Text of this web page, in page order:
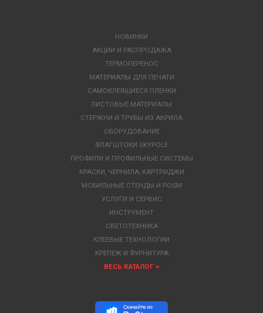
НОВИНКИ
АКЦИИ И РАСПРОДАЖА
ТЕРМОПЕРЕНОС
МАТЕРИАЛЫ ДЛЯ ПЕЧАТИ
САМОКЛЕЯЩИЕСЯ ПЛЕНКИ
ЛИСТОВЫЕ МАТЕРИАЛЫ
СТЕРЖНИ И ТРУБЫ ИЗ АКРИЛА
ОБОРУДОВАНИЕ
ФЛАГШТОКИ SKYPOLE
ПРОФИЛИ И ПРОФИЛЬНЫЕ СИСТЕМЫ
КРАСКИ, ЧЕРНИЛА, КАРТРИДЖИ
МОБИЛЬНЫЕ СТЕНДЫ И POSM
УСЛУГИ И СЕРВИС
ИНСТРУМЕНТ
СВЕТОТЕХНИКА
КЛЕЕВЫЕ ТЕХНОЛОГИИ
КРЕПЕЖ И ФУРНИТУРА
ВЕСЬ КАТАЛОГ >